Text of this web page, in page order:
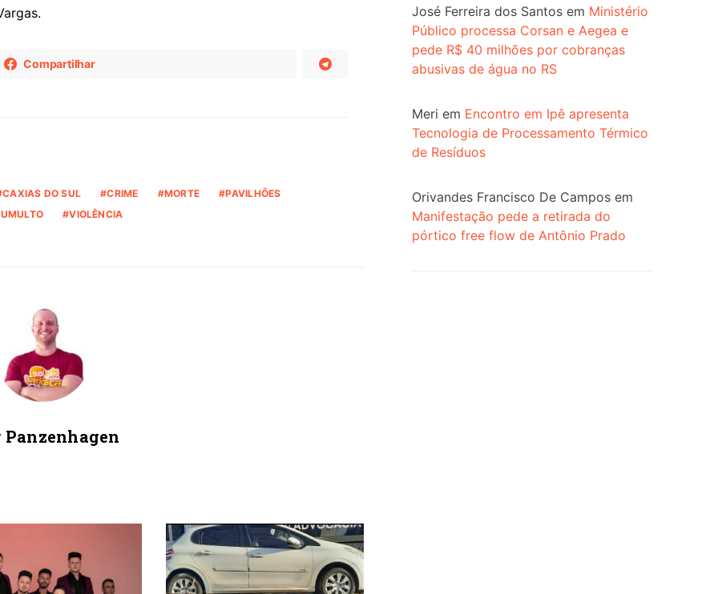
Compartilhar
CAXIAS DO SUL CRIME MORTE
PAVILHÕES
VIOLÊNCIA
Panzenhagen
José Ferreira dos Santos em Ministério
Público processa Corsan e Aegea e
pede R$ 40 milhões por cobranças
abusivas de água no RS
Meri em Encontro em Ipê apresenta
Tecnologia de Processamento Térmico
de Resíduos
Orivandes Francisco De Campos em
Manifestação pede a retirada do
pórtico free flow de Antônio Prado